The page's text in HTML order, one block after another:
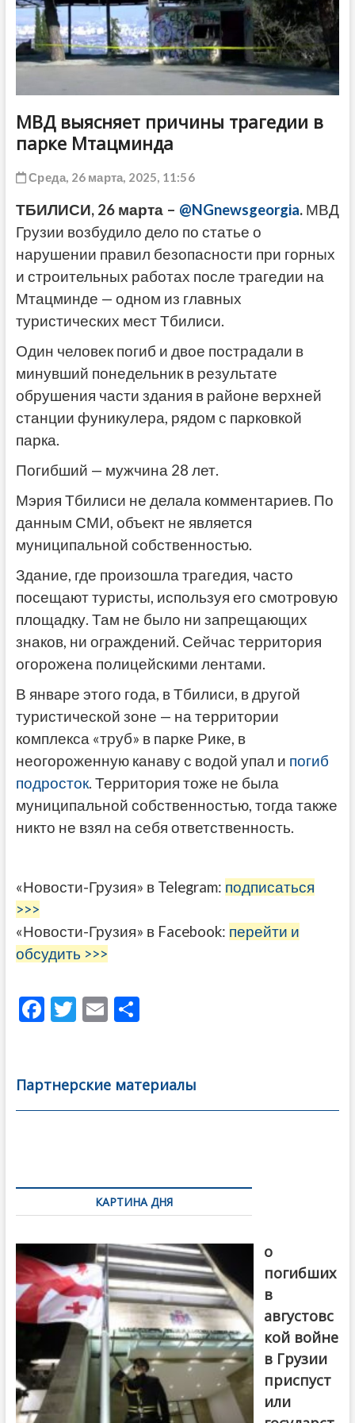
МВД выясняет причины трагедии в
парке Мтацминда
Среда, 26 марта, 2025, 11:56
ТБИЛИСИ, 26 марта – @NGnewsgeorgia. МВД
Грузии возбудило дело по статье о
нарушении правил безопасности при горных
и строительных работах после трагедии на
Мтацминде — одном из главных
туристических мест Тбилиси.
Один человек погиб и двое пострадали в
минувший понедельник в результате
обрушения части здания в районе верхней
станции фуникулера, рядом с парковкой
парка.
Погибший — мужчина 28 лет.
Мэрия Тбилиси не делала комментариев. По
данным СМИ, объект не является
муниципальной собственностью.
Здание, где произошла трагедия, часто
посещают туристы, используя его смотровую
площадку. Там не было ни запрещающих
знаков, ни ограждений. Сейчас территория
огорожена полицейскими лентами.
В январе этого года, в Тбилиси, в другой
туристической зоне — на территории
комплекса «труб» в парке Рике, в
неогороженную канаву с водой упал и погиб
подросток. Территория тоже не была
муниципальной собственностью, тогда также
никто не взял на себя ответственность.
«Новости-Грузия» в Telegram: подписаться
>>>
«Новости-Грузия» в Facebook: перейти и
обсудить >>>
F
b
o
T
er
E
l
О
а
в
Партнерские материалы
по
записямКАРТИНА ДНЯ
о
погибших
в
августовс
кой войне
в Грузии
приспуст
или